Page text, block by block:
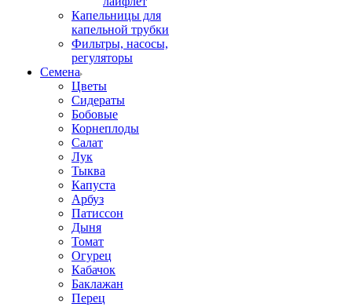
Капельницы для
капельной трубки
Фильтры, насосы,
регуляторы
Семена
Цветы
Сидераты
Бобовые
Корнеплоды
Салат
Лук
Тыква
Капуста
Арбуз
Патиссон
Дыня
Томат
Огурец
Кабачок
Баклажан
Перец